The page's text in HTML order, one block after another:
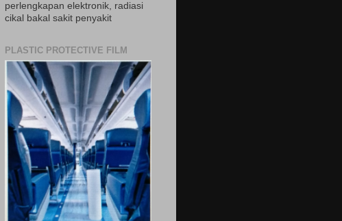
perlengkapan elektronik, radiasi
cikal bakal sakit penyakit
PLASTIC PROTECTIVE FILM